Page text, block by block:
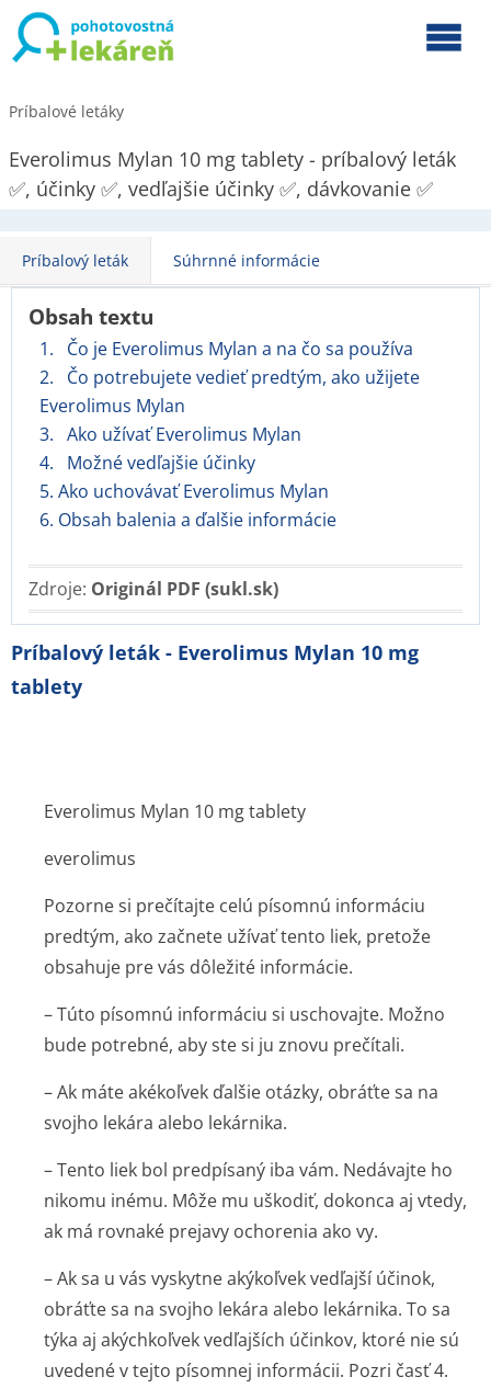
Príbalové letáky
Everolimus Mylan 10 mg tablety - príbalový leták
✅, účinky ✅, vedľajšie účinky ✅, dávkovanie ✅
Príbalový leták Súhrnné informácie
Obsah textu
1. Čo je Everolimus Mylan a na čo sa používa
2. Čo potrebujete vedieť predtým, ako užijete
Everolimus Mylan
3. Ako užívať Everolimus Mylan
4. Možné vedľajšie účinky
5. Ako uchovávať Everolimus Mylan
6. Obsah balenia a ďalšie informácie
Zdroje: Originál PDF (sukl.sk)
Príbalový leták - Everolimus Mylan 10 mg
tablety
Everolimus Mylan 10 mg tablety
everolimus
Pozorne si prečítajte celú písomnú informáciu
predtým, ako začnete užívať tento liek, pretože
obsahuje pre vás dôležité informácie.
– Túto písomnú informáciu si uschovajte. Možno
bude potrebné, aby ste si ju znovu prečítali.
– Ak máte akékoľvek ďalšie otázky, obráťte sa na
svojho lekára alebo lekárnika.
– Tento liek bol predpísaný iba vám. Nedávajte ho
nikomu inému. Môže mu uškodiť, dokonca aj vtedy,
ak má rovnaké prejavy ochorenia ako vy.
– Ak sa u vás vyskytne akýkoľvek vedľajší účinok,
obráťte sa na svojho lekára alebo lekárnika. To sa
týka aj akýchkoľvek vedľajších účinkov, ktoré nie sú
uvedené v tejto písomnej informácii. Pozri časť 4.